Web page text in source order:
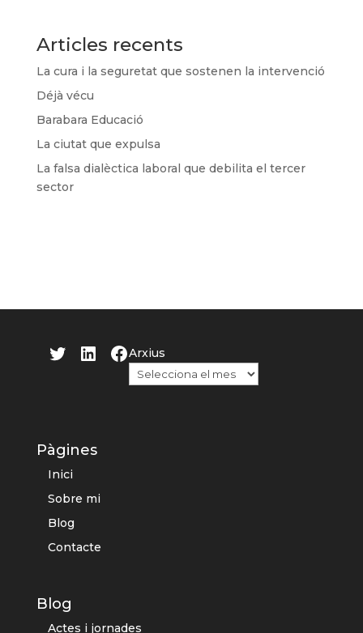
Articles recents
La cura i la seguretat que sostenen la intervenció
Déjà vécu
Barabara Educació
La ciutat que expulsa
La falsa dialèctica laboral que debilita el tercer
sector
Twitter LinkedIn Facebook Arxius
Pàgines
Inici
Sobre mi
Blog
Contacte
Blog
Actes i jornades